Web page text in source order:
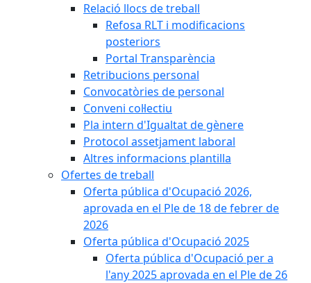
Relació llocs de treball
Refosa RLT i modificacions
posteriors
Portal Transparència
Retribucions personal
Convocatòries de personal
Conveni col·lectiu
Pla intern d'Igualtat de gènere
Protocol assetjament laboral
Altres informacions plantilla
Ofertes de treball
Oferta pública d'Ocupació 2026,
aprovada en el Ple de 18 de febrer de
2026
Oferta pública d'Ocupació 2025
Oferta pública d'Ocupació per a
l'any 2025 aprovada en el Ple de 26